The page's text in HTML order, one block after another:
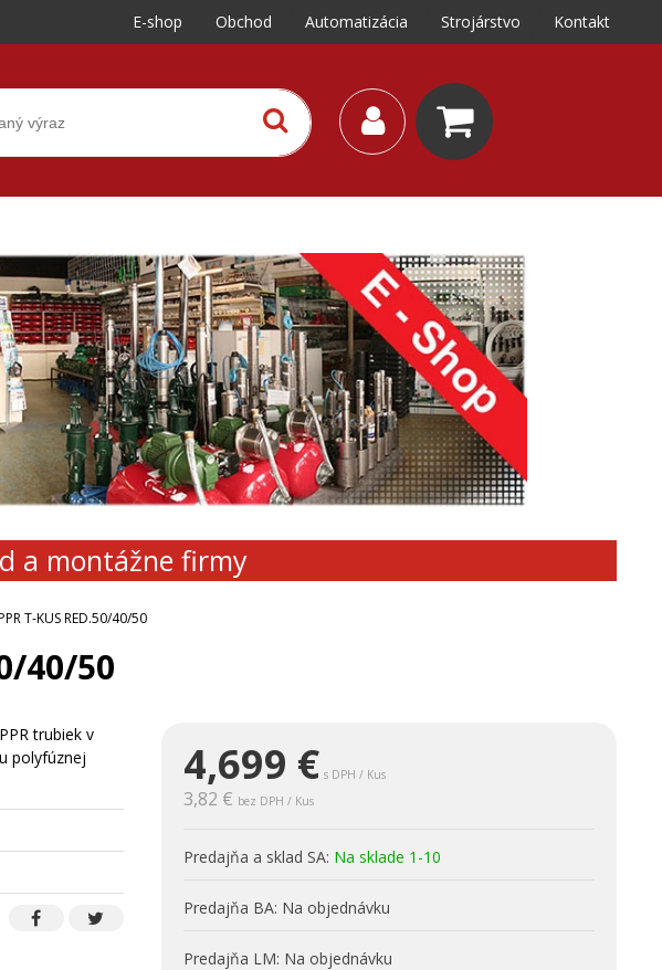
E-shop Obchod Automatizácia Strojárstvo Kontakt
a montážne firmy
T-KUS RED.50/40/50
40/50
4,699 € s DPH / Kus
3,82 € bez DPH / Kus
Predajňa a sklad SA: Na sklade 1-10
Predajňa BA: Na objednávku
Predajňa LM: Na objednávku
trubiek v
polyfúznej